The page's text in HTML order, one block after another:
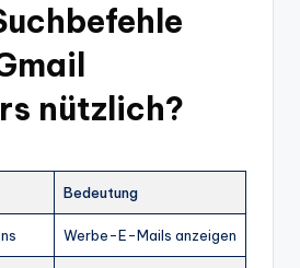
nützlich?
Bedeutung
Werbe-E-Mails anzeigen